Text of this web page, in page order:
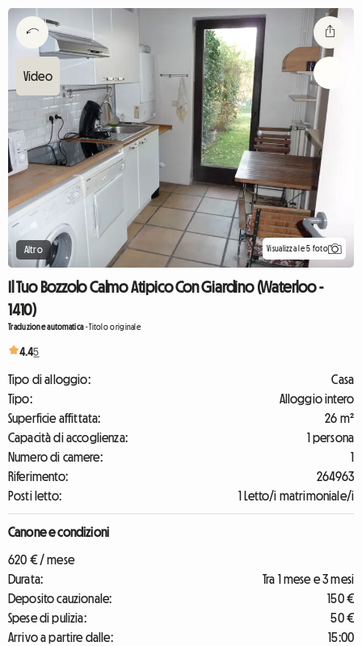
Altro Visualizza le 5 foto
Il Tuo Bozzolo Calmo Atipico Con Giardino (Waterloo -
1410)
Traduzione automatica-Titolo originale
4.45
Tipo di alloggio:
Casa
Tipo:
Alloggio intero
Superficie affittata:
26 m²
Capacità di accoglienza:
1 persona
Numero di camere:
1
Riferimento:
264963
Posti letto:
1 Letto/i matrimoniale/i
Canone e condizioni
620 € / mese
Durata:
Tra 1 mese e 3 mesi
Deposito cauzionale:
150 €
Spese di pulizia:
50 €
Arrivo a partire dalle:
15:00